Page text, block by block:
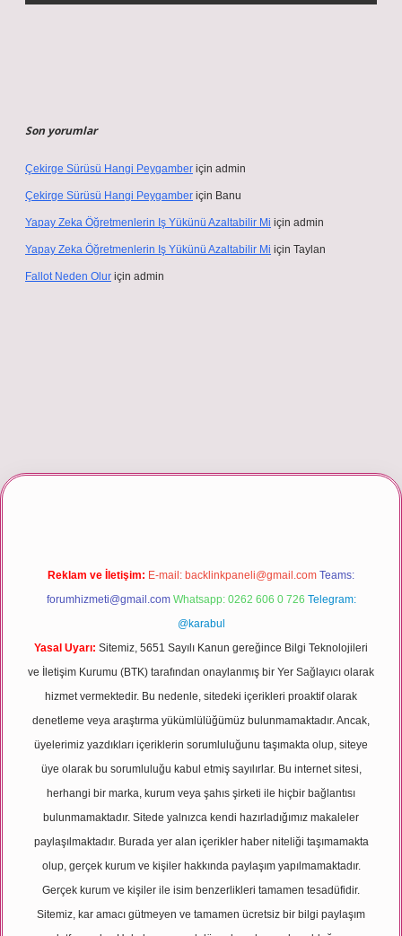
Son yorumlar
Çekirge Sürüsü Hangi Peygamber için admin
Çekirge Sürüsü Hangi Peygamber için Banu
Yapay Zeka Öğretmenlerin Iş Yükünü Azaltabilir Mi için admin
Yapay Zeka Öğretmenlerin Iş Yükünü Azaltabilir Mi için Taylan
Fallot Neden Olur için admin
Reklam ve İletişim: E-mail: backlinkpaneli@gmail.com Teams:
forumhizmeti@gmail.com Whatsapp: 0262 606 0 726 Telegram:
@karabul
Yasal Uyarı: Sitemiz, 5651 Sayılı Kanun gereğince Bilgi Teknolojileri
ve İletişim Kurumu (BTK) tarafından onaylanmış bir Yer Sağlayıcı olarak
hizmet vermektedir. Bu nedenle, sitedeki içerikleri proaktif olarak
denetleme veya araştırma yükümlülüğümüz bulunmamaktadır. Ancak,
üyelerimiz yazdıkları içeriklerin sorumluluğunu taşımakta olup, siteye
üye olarak bu sorumluluğu kabul etmiş sayılırlar. Bu internet sitesi,
herhangi bir marka, kurum veya şahıs şirketi ile hiçbir bağlantısı
bulunmamaktadır. Sitede yalnızca kendi hazırladığımız makaleler
paylaşılmaktadır. Burada yer alan içerikler haber niteliği taşımamakta
olup, gerçek kurum ve kişiler hakkında paylaşım yapılmamaktadır.
Gerçek kurum ve kişiler ile isim benzerlikleri tamamen tesadüfidir.
Sitemiz, kar amacı gütmeyen ve tamamen ücretsiz bir bilgi paylaşım